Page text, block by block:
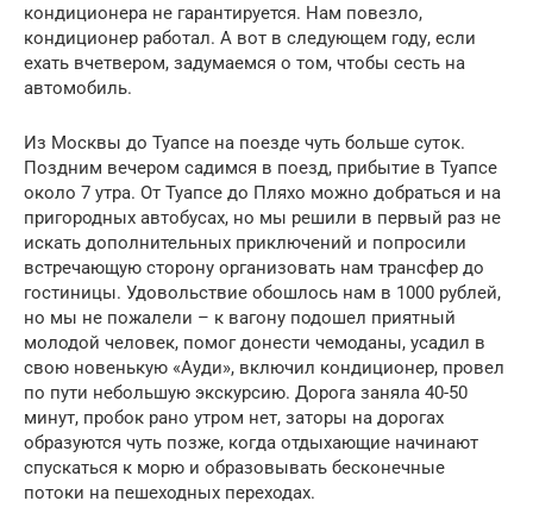
кондиционера не гарантируется. Нам повезло,
кондиционер работал. А вот в следующем году, если
ехать вчетвером, задумаемся о том, чтобы сесть на
автомобиль.
Из Москвы до Туапсе на поезде чуть больше суток.
Поздним вечером садимся в поезд, прибытие в Туапсе
около 7 утра. От Туапсе до Пляхо можно добраться и на
пригородных автобусах, но мы решили в первый раз не
искать дополнительных приключений и попросили
встречающую сторону организовать нам трансфер до
гостиницы. Удовольствие обошлось нам в 1000 рублей,
но мы не пожалели – к вагону подошел приятный
молодой человек, помог донести чемоданы, усадил в
свою новенькую «Ауди», включил кондиционер, провел
по пути небольшую экскурсию. Дорога заняла 40-50
минут, пробок рано утром нет, заторы на дорогах
образуются чуть позже, когда отдыхающие начинают
спускаться к морю и образовывать бесконечные
потоки на пешеходных переходах.